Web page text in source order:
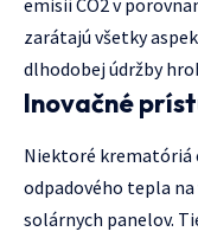
emisií CO2 v
zarátajú všetky
dlhodobej údržby
Inovačné
Niektoré krematóriá
odpadového tepla
solárnych panelov.